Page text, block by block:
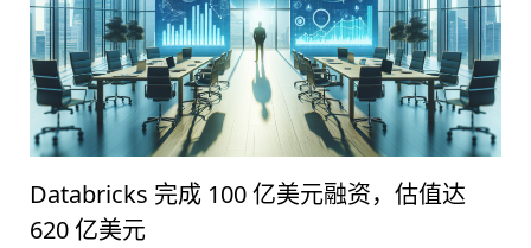
Databricks 完成 100 亿美元融资，估值达
620 亿美元